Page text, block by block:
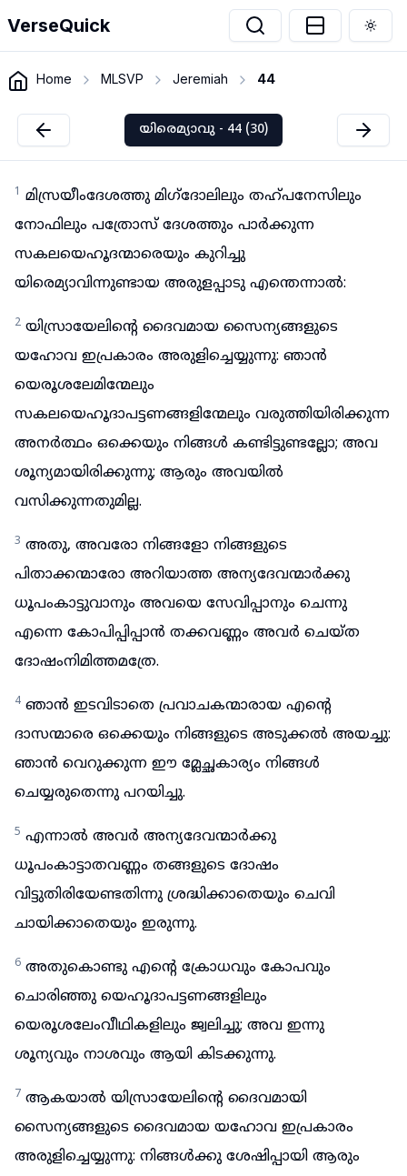
VerseQuick
Home MLSVP Jeremiah 44
യിരെമ്യാവു - 44 (30)
1 മിസ്രയീംദേശത്തു മിഗ്ദോലിലും തഹ്പനേസിലും
നോഫിലും പത്രോസ് ദേശത്തും പാർക്കുന്ന
സകലയെഹൂദന്മാരെയും കുറിച്ചു
യിരെമ്യാവിന്നുണ്ടായ അരുളപ്പാടു എന്തെന്നാൽ:
2 യിസ്രായേലിന്റെ ദൈവമായ സൈന്യങ്ങളുടെ
യഹോവ ഇപ്രകാരം അരുളിച്ചെയ്യുന്നു: ഞാൻ
യെരൂശലേമിന്മേലും
സകലയെഹൂദാപട്ടണങ്ങളിന്മേലും വരുത്തിയിരിക്കുന്ന
അനർത്ഥം ഒക്കെയും നിങ്ങൾ കണ്ടിട്ടുണ്ടല്ലോ; അവ
ശൂന്യമായിരിക്കുന്നു; ആരും അവയിൽ
വസിക്കുന്നതുമില്ല.
3 അതു, അവരോ നിങ്ങളോ നിങ്ങളുടെ
പിതാക്കന്മാരോ അറിയാത്ത അന്യദേവന്മാർക്കു
ധൂപംകാട്ടുവാനും അവയെ സേവിപ്പാനും ചെന്നു
എന്നെ കോപിപ്പിപ്പാൻ തക്കവണ്ണം അവർ ചെയ്ത
ദോഷംനിമിത്തമത്രേ.
4 ഞാൻ ഇടവിടാതെ പ്രവാചകന്മാരായ എന്റെ
ദാസന്മാരെ ഒക്കെയും നിങ്ങളുടെ അടുക്കൽ അയച്ചു:
ഞാൻ വെറുക്കുന്ന ഈ മ്ലേച്ഛകാര്യം നിങ്ങൾ
ചെയ്യരുതെന്നു പറയിച്ചു.
5 എന്നാൽ അവർ അന്യദേവന്മാർക്കു
ധൂപംകാട്ടാതവണ്ണം തങ്ങളുടെ ദോഷം
വിട്ടുതിരിയേണ്ടതിന്നു ശ്രദ്ധിക്കാതെയും ചെവി
ചായിക്കാതെയും ഇരുന്നു.
6 അതുകൊണ്ടു എന്റെ ക്രോധവും കോപവും
ചൊരിഞ്ഞു യെഹൂദാപട്ടണങ്ങളിലും
യെരൂശലേംവീഥികളിലും ജ്വലിച്ചു; അവ ഇന്നു
ശൂന്യവും നാശവും ആയി കിടക്കുന്നു.
7 ആകയാൽ യിസ്രായേലിന്റെ ദൈവമായി
സൈന്യങ്ങളുടെ ദൈവമായ യഹോവ ഇപ്രകാരം
അരുളിച്ചെയ്യുന്നു: നിങ്ങൾക്കു ശേഷിപ്പായി ആരും